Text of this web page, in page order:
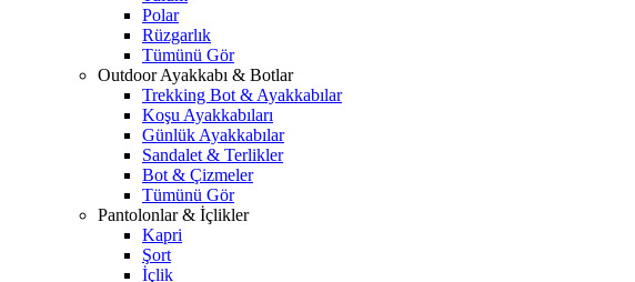
Polar
Rüzgarlık
Tümünü Gör
Outdoor Ayakkabı & Botlar
Trekking Bot & Ayakkabılar
Koşu Ayakkabıları
Günlük Ayakkabılar
Sandalet & Terlikler
Bot & Çizmeler
Tümünü Gör
Pantolonlar & İçlikler
Kapri
Şort
İçlik